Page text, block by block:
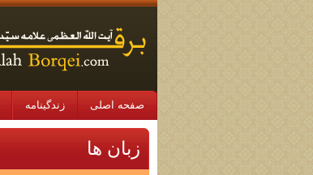
صفحه اصلی زندگینامه
زبان ها